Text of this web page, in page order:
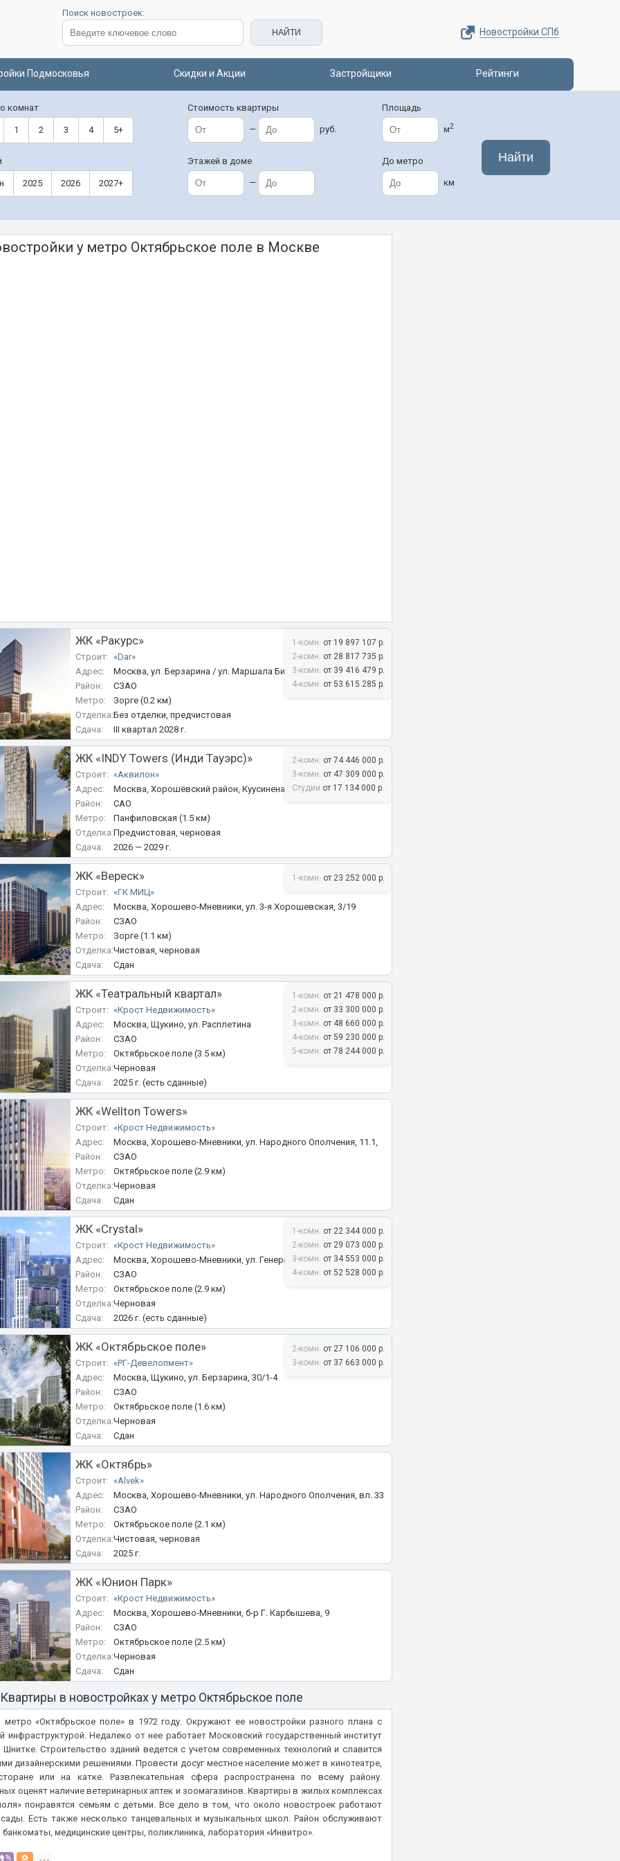
Поиск новостроек:
Новостройки СПб
Подмосковья Скидки и Акции Застройщики Рейтинги
комнат
1 2 3 4 5+
Стоимость квартиры
— руб.
Площадь
м2
2025 2026 2027+
Этажей в доме
—
До метро
км
у метро Октябрьское поле в Москве
1-комн. от 19 897 107 р.
2-комн. от 28 817 735 р.
3-комн. от 39 416 479 р.
4-комн. от 53 615 285 р.
ЖК «Ракурс»
Строит: «Dar»
Адрес:
Москва, ул. Берзарина / ул. Маршала Бирюзова
Район:
СЗАО
Метро:
Зорге (0.2 км)
Отделка:Без отделки, предчистовая
Сдача:
III квартал 2028 г.
2-комн. от 74 446 000 р.
3-комн. от 47 309 000 р.
Студии от 17 134 000 р.
ЖК «INDY Towers (Инди Тауэрс)»
Строит: «Аквилон»
Адрес:
Москва, Хорошёвский район, Куусинена, вл. 21А
Район:
САО
Метро:
Панфиловская (1.5 км)
Отделка:Предчистовая, черновая
Сдача:
2026 — 2029 г.
1-комн. от 23 252 000 р.
ЖК «Вереск»
Строит: «ГК МИЦ»
Адрес:
Москва, Хорошево-Мневники, ул. 3-я Хорошевская, 3/19
Район:
СЗАО
Метро:
Зорге (1.1 км)
Отделка:Чистовая, черновая
Сдача:
Сдан
1-комн. от 21 478 000 р.
2-комн. от 33 300 000 р.
3-комн. от 48 660 000 р.
4-комн. от 59 230 000 р.
5-комн. от 78 244 000 р.
ЖК «Театральный квартал»
Строит: «Крост Недвижимость»
Адрес:
Москва, Щукино, ул. Расплетина
Район:
СЗАО
Метро:
Октябрьское поле (3.5 км)
Отделка:Черновая
Сдача:
2025 г. (есть сданные)
ЖК «Wellton Towers»
Строит: «Крост Недвижимость»
Адрес:
Москва, Хорошево-Мневники, ул. Народного Ополчения, 11.1,
11.2, 11.3
Район:
СЗАО
Метро:
Октябрьское поле (2.9 км)
Отделка:Черновая
Сдача:
Сдан
1-комн. от 22 344 000 р.
2-комн. от 29 073 000 р.
3-комн. от 34 553 000 р.
4-комн. от 52 528 000 р.
ЖК «Crystal»
Строит: «Крост Недвижимость»
Адрес:
Москва, Хорошево-Мневники, ул. Генерала Глаголева, 16, корп.
1
Район:
СЗАО
Метро:
Октябрьское поле (2.9 км)
Отделка:Черновая
Сдача:
2026 г. (есть сданные)
2-комн. от 27 106 000 р.
3-комн. от 37 663 000 р.
ЖК «Октябрьское поле»
Строит: «РГ-Девелопмент»
Адрес:
Москва, Щукино, ул. Берзарина, 30/1-4
Район:
СЗАО
Метро:
Октябрьское поле (1.6 км)
Отделка:Черновая
Сдача:
Сдан
ЖК «Октябрь»
Строит: «Alvek»
Адрес:
Москва, Хорошево-Мневники, ул. Народного Ополчения, вл. 33
Район:
СЗАО
Метро:
Октябрьское поле (2.1 км)
Отделка:Чистовая, черновая
Сдача:
2025 г.
ЖК «Юнион Парк»
Строит: «Крост Недвижимость»
Адрес:
Москва, Хорошево-Мневники, б-р Г. Карбышева, 9
Район:
СЗАО
Метро:
Октябрьское поле (2.5 км)
Отделка:Черновая
Сдача:
Сдан
Квартиры в новостройках у метро Октябрьское поле
метро «Октябрьское поле» в 1972 году. Окружают ее новостройки разного плана с
инфраструктурой. Недалеко от нее работает Московский государственный институт
Строительство зданий ведется с учетом современных технологий и славится
дизайнерскими решениями. Провести досуг местное население может в кинотеатре,
или на катке. Развлекательная сфера распространена по всему району.
оценят наличие ветеринарных аптек и зоомагазинов. Квартиры в жилых комплексах
понравятся семьям с детьми. Все дело в том, что около новостроек работают
Есть также несколько танцевальных и музыкальных школ. Район обслуживают
банкоматы, медицинские центры, поликлиника, лаборатория «Инвитро».